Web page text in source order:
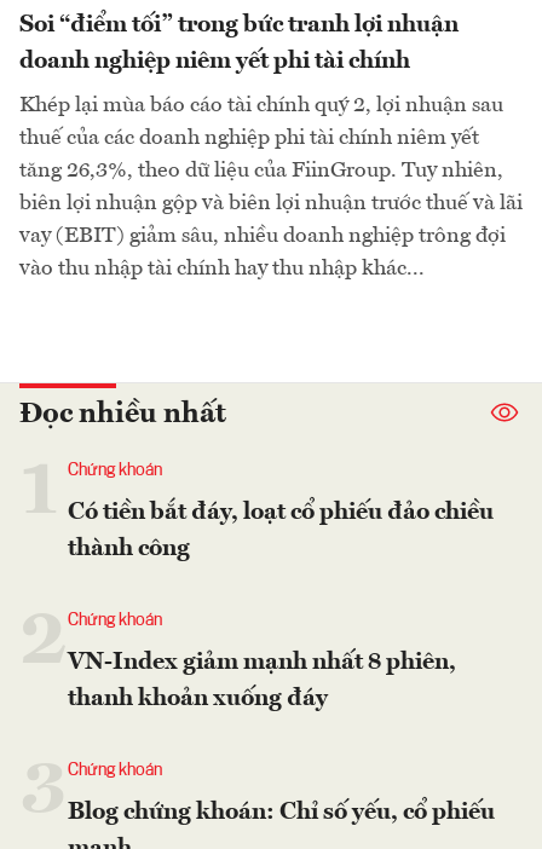
Soi “điểm tối” trong bức tranh lợi nhuận
doanh nghiệp niêm yết phi tài chính
Khép lại mùa báo cáo tài chính quý 2, lợi nhuận sau
thuế của các doanh nghiệp phi tài chính niêm yết
tăng 26,3%, theo dữ liệu của FiinGroup. Tuy nhiên,
biên lợi nhuận gộp và biên lợi nhuận trước thuế và lãi
vay (EBIT) giảm sâu, nhiều doanh nghiệp trông đợi
vào thu nhập tài chính hay thu nhập khác...
Đọc nhiều nhất
Chứng khoán
Có tiền bắt đáy, loạt cổ phiếu đảo chiều
thành công
2Chứng khoán
VN-Index giảm mạnh nhất 8 phiên,
thanh khoản xuống đáy
Chứng khoán
Blog chứng khoán: Chỉ số yếu, cổ phiếu